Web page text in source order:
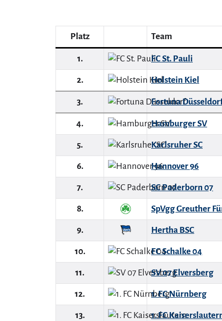
Platz Team
1. FC St. Pauli
2. Holstein Kiel
3. Fortuna
4. Hamburger SV
5. Karlsruher SC
6. Hannover 96
7. SC Paderborn 07
8. SpVgg Greuther
9. Hertha BSC
10. FC Schalke 04
11. SV 07 Elversberg
12. 1. FC Nürnberg
13. 1. FC